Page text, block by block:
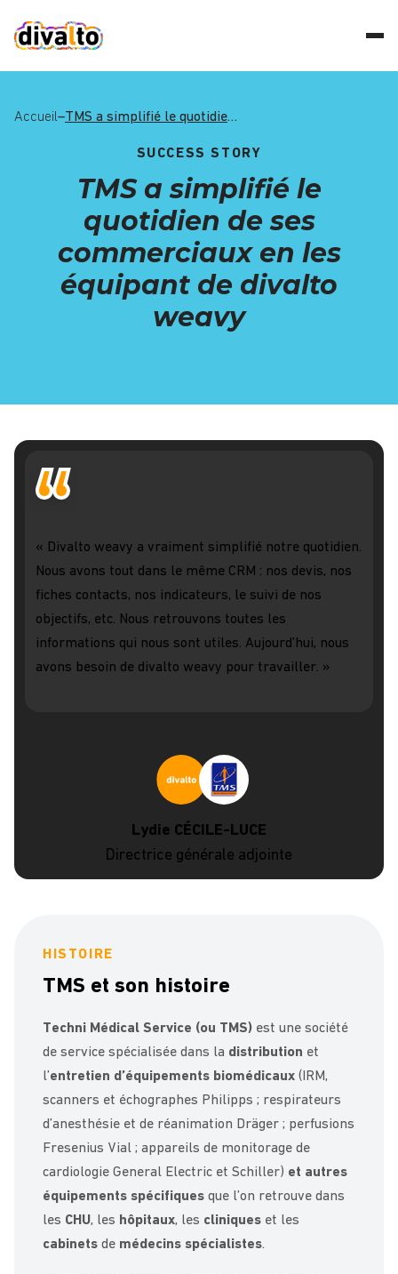
Accueil– TMS a simplifié le quotidien de ses commerciaux en les équipant de divalto weavy
SUCCESS STORY
TMS a simplifié le
quotidien de ses
commerciaux en les
équipant de divalto
weavy
« Divalto weavy a vraiment simplifié notre quotidien.
Nous avons tout dans le même CRM : nos devis, nos
fiches contacts, nos indicateurs, le suivi de nos
objectifs, etc. Nous retrouvons toutes les
informations qui nous sont utiles. Aujourd’hui, nous
avons besoin de divalto weavy pour travailler. »
Lydie CÉCILE-LUCE
Directrice générale adjointe
HISTOIRE
TMS et son histoire
Techni Médical Service (ou TMS) est une société
de service spécialisée dans la distribution et
l’entretien d’équipements biomédicaux (IRM,
scanners et échographes Philipps ; respirateurs
d’anesthésie et de réanimation Dräger ; perfusions
Fresenius Vial ; appareils de monitorage de
cardiologie General Electric et Schiller) et autres
équipements spécifiques que l’on retrouve dans
les CHU, les hôpitaux, les cliniques et les
cabinets de médecins spécialistes.